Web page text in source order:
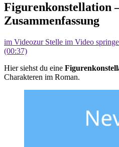
Figurenkonstellation
Zusammenfassung
im Videozur Stelle im Video
(00:37)
Hier siehst du eine
Charakteren im Roman.